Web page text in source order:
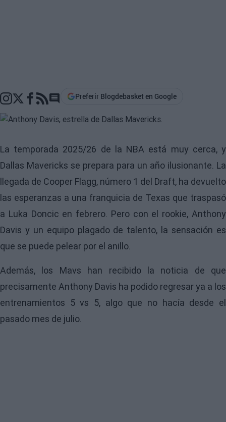
Go to comments section
Preferir Blogdebasket en Google
La temporada 2025/26 de la NBA está muy cerca, y
Dallas Mavericks se prepara para un año ilusionante. La
llegada de Cooper Flagg, número 1 del Draft, ha devuelto
las esperanzas a una franquicia de Texas que traspasó
a Luka Doncic en febrero. Pero con el rookie, Anthony
Davis y un equipo plagado de talento, la sensación es
que se puede pelear por el anillo.
Además, los Mavs han recibido la noticia de que
precisamente Anthony Davis ha podido regresar ya a los
entrenamientos 5 vs 5, algo que no hacía desde el
pasado mes de julio.